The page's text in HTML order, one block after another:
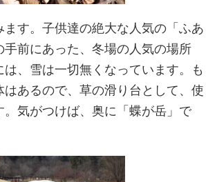
ます。子供達の絶大な人気の「ふあ
手前にあった、冬場の人気の場所
は、雪は一切無くなっています。も
はあるので、草の滑り台として、使
。気がつけば、奥に「蝶が岳」で